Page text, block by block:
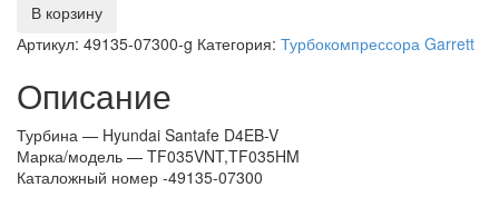
В корзину
Артикул: 49135-07300-g Категория: Турбокомпрессора Garrett
Описание
Турбина — Hyundai Santafe D4EB-V
Марка/модель — TF035VNT,TF035HM
Каталожный номер -49135-07300